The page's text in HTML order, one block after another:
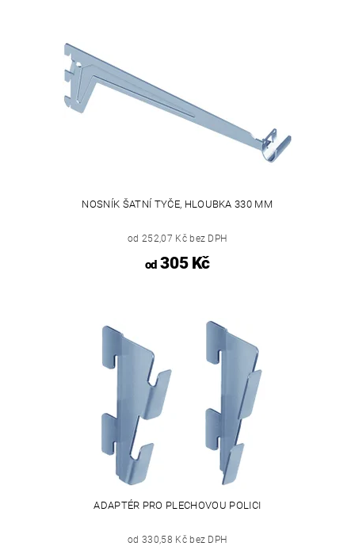
NOSNÍK ŠATNÍ TYČE, HLOUBKA 330 MM
od 252,07 Kč bez DPH
od305 Kč
ADAPTÉR PRO PLECHOVOU POLICI
od 330,58 Kč bez DPH